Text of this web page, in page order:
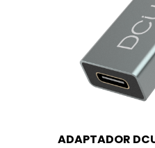
ADAPTADOR